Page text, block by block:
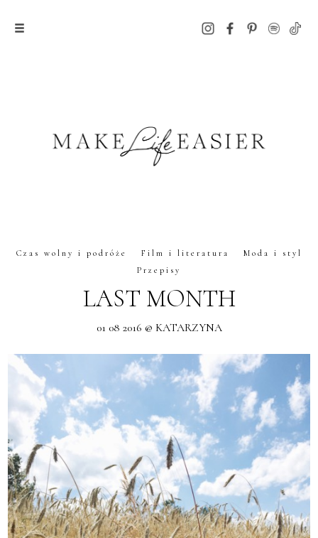
Czas wolny i podróże Film i literatura
Moda i styl
Przepisy
LAST MONTH
01 08 2016 @ KATARZYNA